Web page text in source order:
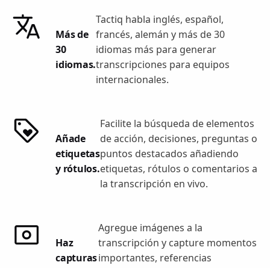
Más de
30
idiomas.
Tactiq habla inglés, español,
francés, alemán y más de 30
idiomas más para generar
transcripciones para equipos
internacionales.
Añade
etiquetas
y rótulos.
Facilite la búsqueda de elementos
de acción, decisiones, preguntas o
puntos destacados añadiendo
etiquetas, rótulos o comentarios a
la transcripción en vivo.
Haz
capturas
Agregue imágenes a la
transcripción y capture momentos
importantes, referencias